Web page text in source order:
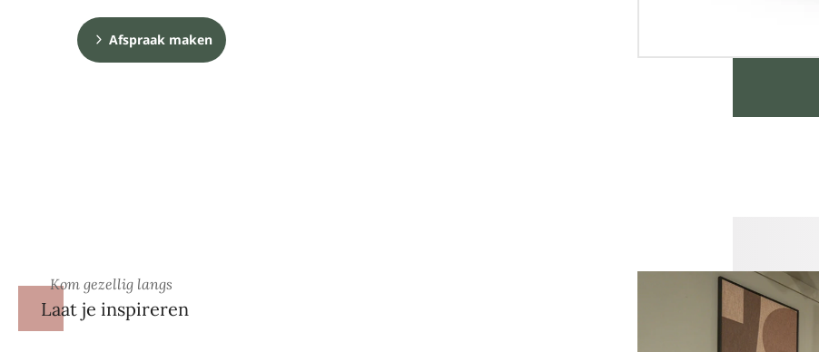
Afspraak maken
Kom gezellig langs
Laat je inspireren